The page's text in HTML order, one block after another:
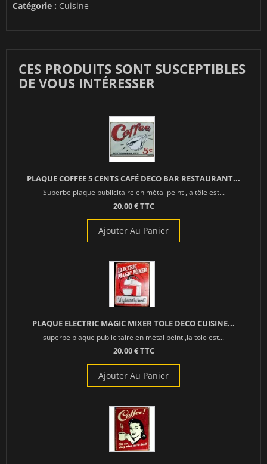
Catégorie : Cuisine
CES PRODUITS SONT SUSCEPTIBLES
DE VOUS INTÉRESSER
PLAQUE COFFEE 5 CENTS CAFÉ DECO BAR RESTAURANT...
Superbe plaque publicitaire en métal peint ,la tôle est...
20,00 € TTC
Ajouter Au Panier
PLAQUE ELECTRIC MAGIC MIXER TOLE DECO CUISINE...
superbe plaque publicitaire en métal peint ,la tole est...
20,00 € TTC
Ajouter Au Panier